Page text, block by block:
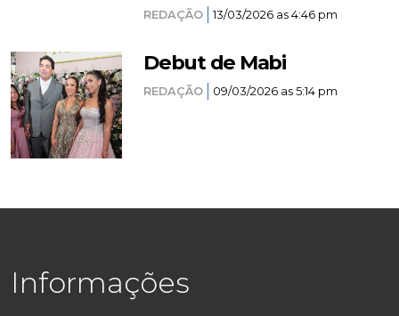
REDAÇÃO 13/03/2026 as 4:46 pm
Debut de Mabi
REDAÇÃO 09/03/2026 as 5:14 pm
Informações